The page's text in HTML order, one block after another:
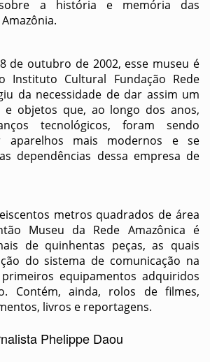
a história e memória das
de outubro de 2002, esse museu é
Instituto Cultural Fundação Rede
da necessidade de dar assim um
e objetos que, ao longo dos anos,
tecnológicos, foram sendo
aparelhos mais modernos e se
dependências dessa empresa de
metros quadrados de área
Museu da Rede Amazônica é
de quinhentas peças, as quais
do sistema de comunicação na
equipamentos adquiridos
Contém, ainda, rolos de filmes,
livros e reportagens.
Phelippe Daou